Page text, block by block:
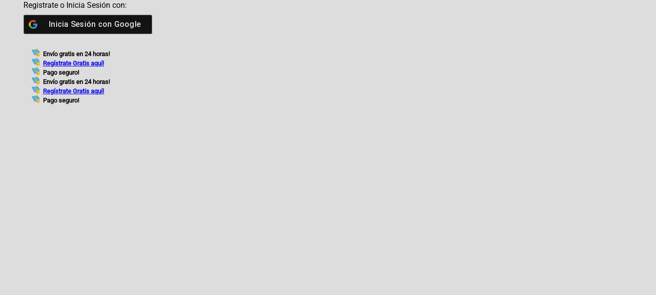
Registrate o Inicia Sesión con:
Inicia Sesión con Google
Envío gratis en 24 horas!
Regístrate Gratis aquí!
Pago seguro!
Envío gratis en 24 horas!
Regístrate Gratis aquí!
Pago seguro!